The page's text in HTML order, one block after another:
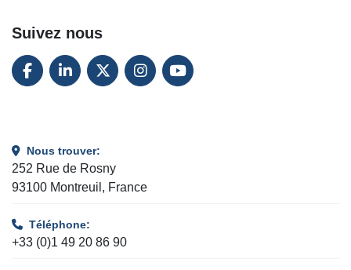
Suivez nous
FACEBOOK
LINKEDINTWITTERINSTAGRAM
YOUTUBE
Nous trouver:
252 Rue de Rosny
93100 Montreuil, France
Téléphone:
+33 (0)1 49 20 86 90